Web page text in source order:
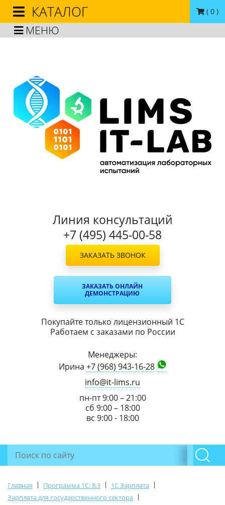
МЕНЮ
( 0 )
Линия консультаций
+7 (495) 445-00-58
ЗАКАЗАТЬ ЗВОНОК
ЗАКАЗАТЬ ОНЛАЙН
ДЕМОНСТРАЦИЮ
Покупайте только лицензионный 1С
Работаем с заказами по России
Менеджеры:
Ирина +7 (968) 943-16-28
info@it-lims.ru
пн-пт 9:00 – 21:00
сб 9:00 – 18:00
вс 9:00 - 18:00
КАТАЛОГ
Главная | Программа 1С: 8.3 | 1С Зарплата |
Зарплата для государственного сектора |